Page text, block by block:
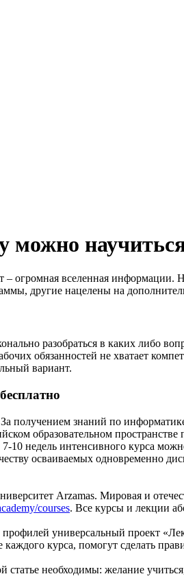
– огромная вселенная информации.
другие нацелены на
разобраться в каких либо
обязанностей не хватает
вариант.
получением знаний по
образовательном
10 недель интенсивного курса
осваиваемых одновременно
Arzamas. Мировая и
courses. Все курсы и лекции
универсальный проект
курса, помогут сделать
необходимы: желание